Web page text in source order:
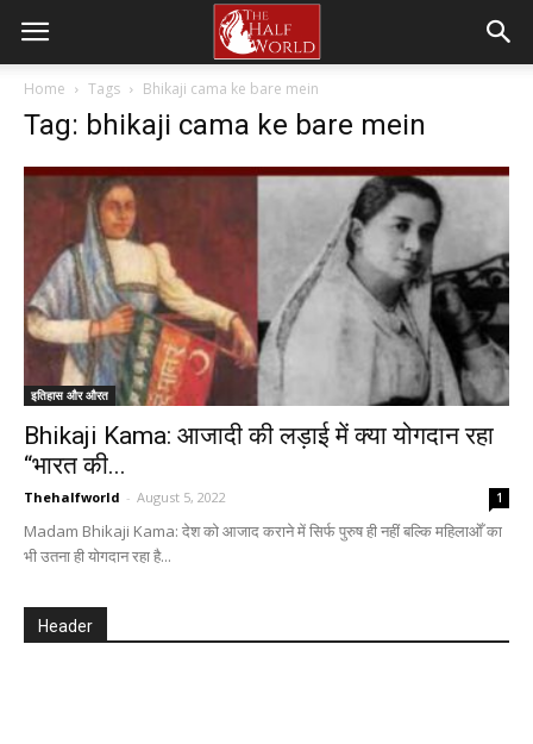
Home Tags Bhikaji cama ke bare mein
Tag: bhikaji cama ke bare mein
इतिहास और औरत
Bhikaji Kama: आजादी की लड़ाई में क्या योगदान रहा
“भारत की...
Thehalfworld - August 5, 2022 1
Madam Bhikaji Kama: देश को आजाद कराने में सिर्फ पुरुष ही नहीं बल्कि महिलाओँ का
भी उतना ही योगदान रहा है...
Header